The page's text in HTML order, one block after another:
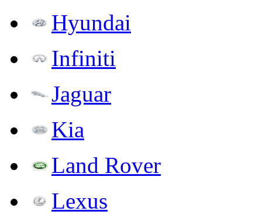
Hyundai
Infiniti
Jaguar
Kia
Land Rover
Lexus